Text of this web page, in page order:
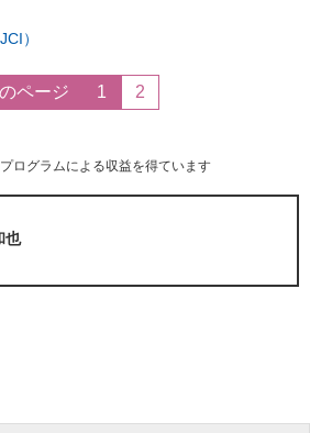
）
ページ 1 2
ログラムによる収益を得ています
也